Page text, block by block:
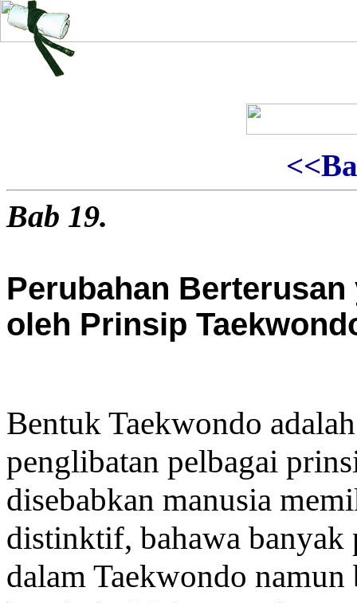
<<
Bab 19.
Perubahan
oleh Prinsip
Bentuk Taekwondo
penglibatan pelbagai
disebabkan manusia
distinktif, bahawa banyak
dalam Taekwondo